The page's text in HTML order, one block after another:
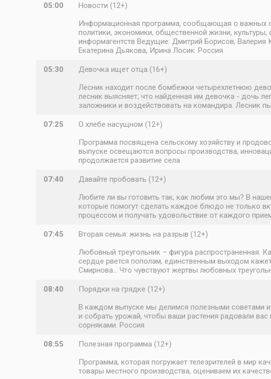
05:00
Новости (12+)
Информационная программа, сообщающая о важных
политики, экономики, общественной жизни,
информагентств Ведущие: Дмитрий Борисов,
Екатерина Дьякова, Ирина Лосик. Россия
05:30
Девочка ищет отца (16+)
Лесник находит после бомбежки четырехлетнюю
лесник выясняет, что найденная им девочка - дочь
заложники и воздействовать на командира. Лесник
07:25
О хлебе насущном (12+)
Программа посвящена сельскому хозяйству и
выпуске освещаются вопросы производства,
продолжается развитие села
07:40
Давайте пробовать (12+)
Любите ли вы готовить так, как любим это мы? В
которые помогут сделать каждое блюдо не только
процессом и получать удовольствие от каждого
07:45
Вторая семья: жизнь на разрыв (12+)
Любовный треугольник – фигура распространенная.
сердце рвется пополам, единственным выходом
Смирнова… Что чувствуют жертвы любовных
08:40
Порядки на грядке (12+)
В каждом выпуске мы делимся полезными советами и
и собрать урожай, чтобы ваши растения радовали
сорняками. Россия
08:55
Полезная программа (12+)
Программа, которая погружает телезрителей в мир
товары местного производства, оцениваем их